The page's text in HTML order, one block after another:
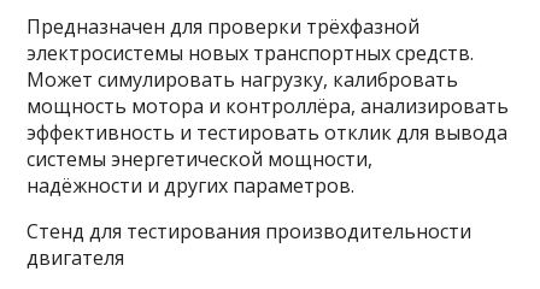
Предназначен для проверки трёхфазной
электросистемы новых транспортных средств.
Может симулировать нагрузку, калибровать
мощность мотора и контроллёра, анализировать
эффективность и тестировать отклик для вывода
системы энергетической мощности,
надёжности и других параметров.
Стенд для тестирования производительности
двигателя